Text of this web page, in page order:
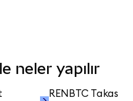
neler yapılır
RENBTC Takas